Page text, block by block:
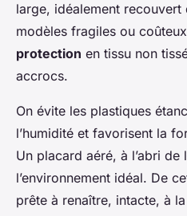
large, idéalement recouvert
modèles fragiles ou
protection en tissu non
accrocs.
On évite les plastiques
l’humidité et favorisent la
Un placard aéré, à l’abri
l’environnement idéal. De
prête à renaître, intacte, à